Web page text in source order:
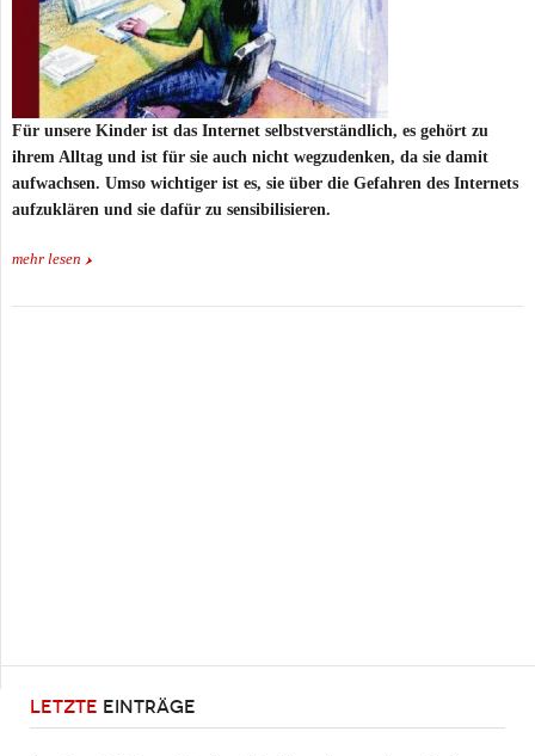
Für unsere Kinder ist das Internet selbstverständlich, es gehört zu
ihrem Alltag und ist für sie auch nicht wegzudenken, da sie damit
aufwachsen. Umso wichtiger ist es, sie über die Gefahren des Internets
aufzuklären und sie dafür zu sensibilisieren.
mehr lesen
LETZTE EINTRÄGE